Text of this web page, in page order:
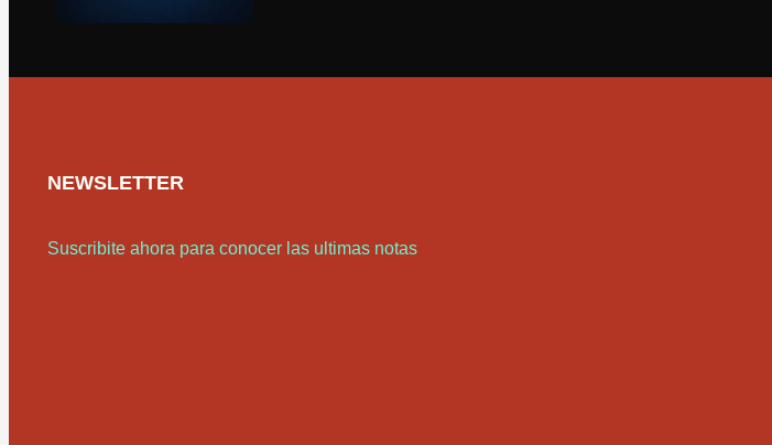
NEWSLETTER
Suscribite ahora para conocer las ultimas notas